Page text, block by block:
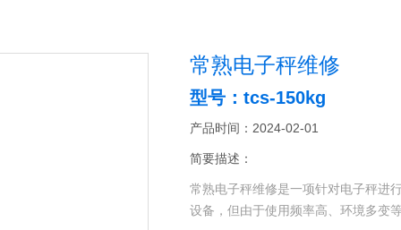
常熟电子秤维修
型号：tcs-150kg
产品时间：2024-02-01
简要描述：
常熟电子秤维修是一项针对电子秤进
设备，但由于使用频率高、环境多变